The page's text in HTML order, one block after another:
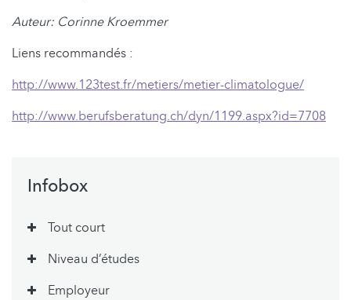
Auteur: Corinne Kroemmer
Liens recommandés :
http://www.123test.fr/metiers/metier-climatologue/
http://www.berufsberatung.ch/dyn/1199.aspx?id=7708
Infobox
Tout court
Niveau d’études
Employeur